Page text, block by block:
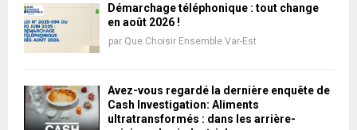
Démarchage téléphonique : tout change
en août 2026 !
par Que Choisir Ensemble Var-Est
Avez-vous regardé la dernière enquête de
Cash Investigation: Aliments
ultratransformés : dans les arrière-